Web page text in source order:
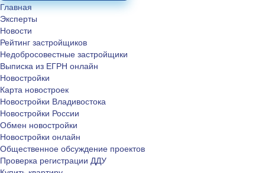
Главная
Эксперты
Новости
Рейтинг застройщиков
Недобросовестные застройщики
Выписка из ЕГРН онлайн
Новостройки
Карта новостроек
Новостройки Владивостока
Новостройки России
Обмен новостройки
Новостройки онлайн
Общественное обсуждение проектов
Проверка регистрации ДДУ